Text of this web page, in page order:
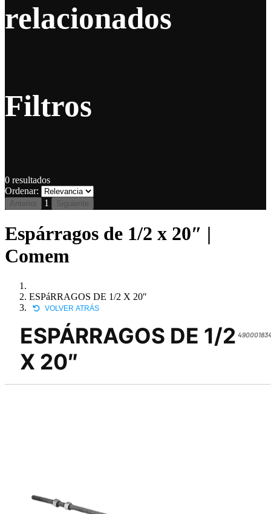
relacionados
Filtros
0 resultados
Ordenar:
Anterior 1 Siguiente
Espárragos de 1/2 x 20″ |
Comem
ESPáRRAGOS DE 1/2 X 20″
VOLVER ATRÁS
ESPÁRRAGOS DE 1/2
X 20″